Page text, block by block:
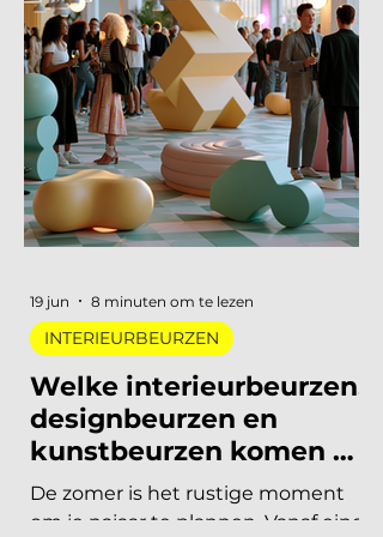
november 2026 vindt de tweede
editie van de Interieur Future
Summit plaats, dit keer in Vianen.
Een dag waarop de hele branche
samenkomt om vooruit te kijken
naar waar ons vak naartoe
beweegt. De presale is gestart en
er zijn vijftig tickets beschikbaar
Summit keert terug op 10
november en de presale is
begonnen! Vorig jaar u
Welke interieurbeurzen,
designbeurzen en
INTERIEURBEURZEN
19 jun 8 minuten om te lezen